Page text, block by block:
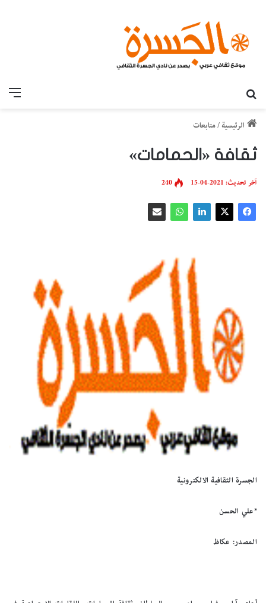
الرئيسية /متابعات
ثقافة «الحمامات»
آخر تحديث: 2021-04-15 240
الجسرة الثقافية الالكترونية
*علي الحسن
المصدر: عكاظ